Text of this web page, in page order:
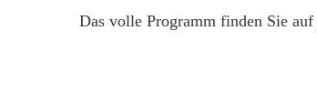
Das volle Programm finden Sie auf